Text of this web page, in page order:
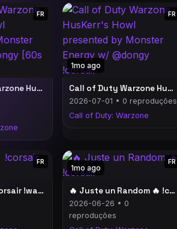
FR
Call of Duty Warzone HusKerr's Howl presented by Monster Energy w/ @dongy [60s delay] !corsair
1mo ago
FR
Call of Duty Warzone HusKerr's Howl presented by Monster Energy w/ @dongy !corsair
2026-07-01 • 0 reproduções
Call of Duty: Warzone
FR
🔥 Donked 🔥 !corsair !warzone
1mo ago
FR
🔥 Juste un Random 🔥 !corsair
2026-06-26 • 0
reproduções